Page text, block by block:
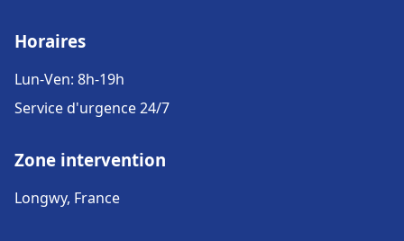
Horaires
Lun-Ven: 8h-19h
Service d'urgence 24/7
Zone intervention
Longwy, France